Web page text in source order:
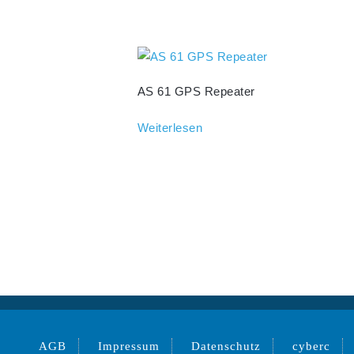
AS 61 GPS Repeater
Weiterlesen
AGB Impressum Datenschutz cyberc